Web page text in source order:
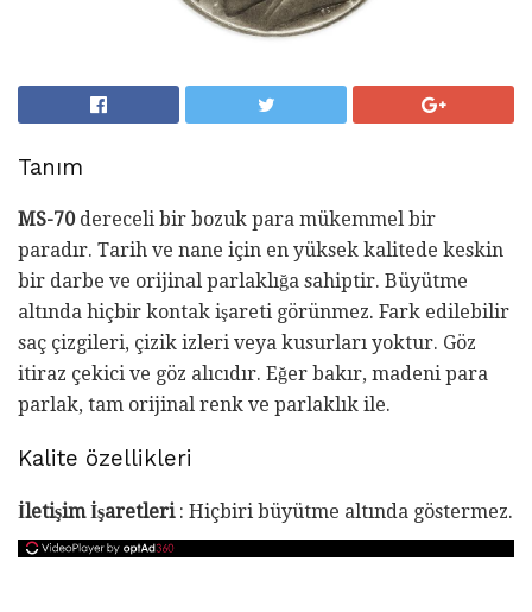
Tanım
MS-70dereceli bir bozuk para mükemmel bir
paradır. Tarih ve nane için en yüksek kalitede keskin
bir darbe ve orijinal parlaklığa sahiptir. Büyütme
altında hiçbir kontak işareti görünmez. Fark edilebilir
saç çizgileri, çizik izleri veya kusurları yoktur. Göz
itiraz çekici ve göz alıcıdır. Eğer bakır, madeni para
parlak, tam orijinal renk ve parlaklık ile.
Kalite özellikleri
İletişim İşaretleri: Hiçbiri büyütme altında göstermez.